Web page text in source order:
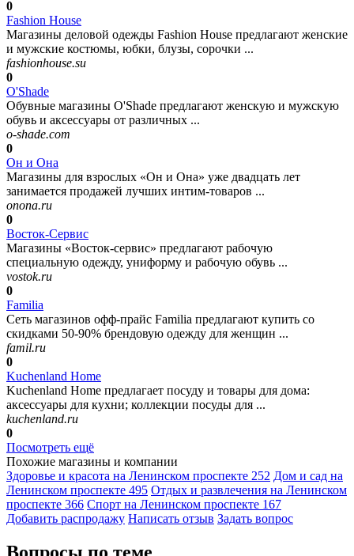
0
Fashion House
Магазины деловой одежды Fashion House предлагают женские
и мужские костюмы, юбки, блузы, сорочки ...
fashionhouse.su
0
O'Shade
Обувные магазины O'Shade предлагают женскую и мужскую
обувь и аксессуары от различных ...
o-shade.com
0
Он и Она
Магазины для взрослых «Он и Она» уже двадцать лет
занимается продажей лучших интим-товаров ...
onona.ru
0
Восток-Сервис
Магазины «Восток-сервис» предлагают рабочую
специальную одежду, униформу и рабочую обувь ...
vostok.ru
0
Familia
Сеть магазинов офф-прайс Familia предлагают купить со
скидками 50-90% брендовую одежду для женщин ...
famil.ru
0
Kuchenland Home
Kuchenland Home предлагает посуду и товары для дома:
аксессуары для кухни; коллекции посуды для ...
kuchenland.ru
0
Посмотреть ещё
Похожие магазины и компании
Здоровье и красота на Ленинском проспекте 252 Дом и сад на
Ленинском проспекте 495 Отдых и развлечения на Ленинском
проспекте 366 Спорт на Ленинском проспекте 167
Добавить раcпродажу Написать отзыв Задать вопрос